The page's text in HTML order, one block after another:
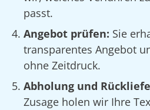
passt.
Angebot prüfen: Sie
transparentes Angebot
ohne Zeitdruck.
Abholung und
Zusage holen wir Ihre